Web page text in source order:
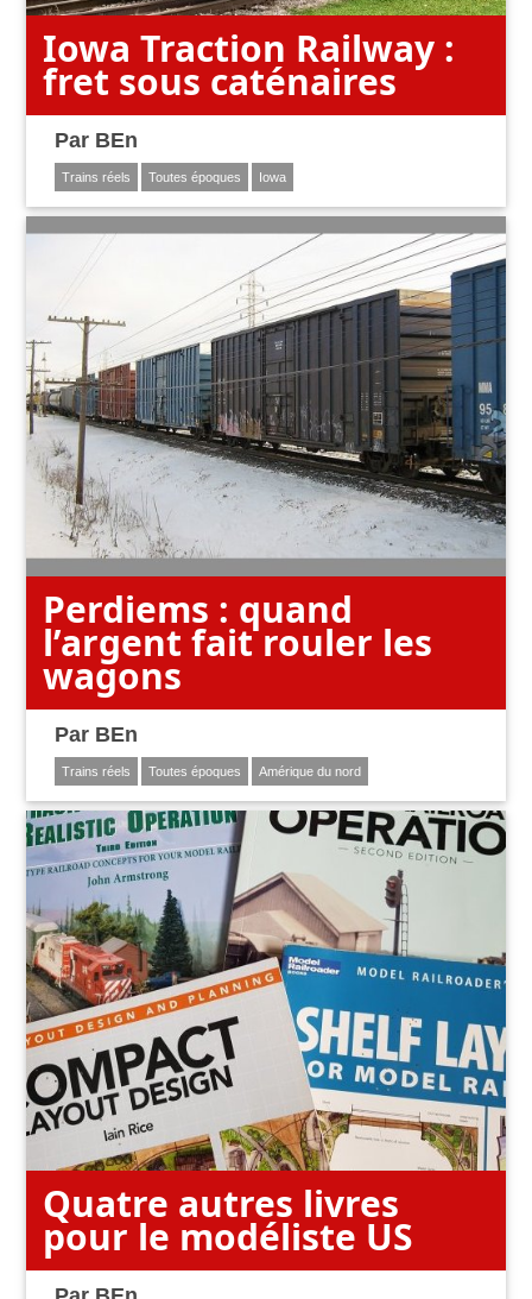
Iowa Traction Railway :
fret sous caténaires
Par BEn
Trains réels Toutes époques Iowa
Perdiems : quand
l’argent fait rouler les
wagons
Par BEn
Trains réels Toutes époques Amérique du nord
Quatre autres livres
pour le modéliste US